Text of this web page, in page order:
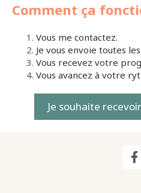
Comment ça
Vous me contactez.
Je vous envoie toutes
Vous recevez votre
Vous avancez à votre
Je souhaite